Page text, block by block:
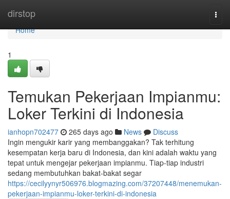
dirstop
Home
Home
1
Temukan Pekerjaan Impianmu:
Loker Terkini di Indonesia
ianhopn702477 265 days ago News
Discuss
Ingin mengukir karir yang membanggakan? Tak terhitung
kesempatan kerja baru di Indonesia, dan kini adalah waktu yang
tepat untuk mengejar pekerjaan impianmu. Tiap-tiap industri
sedang membutuhkan bakat-bakat segar
https://cecilyynyr506976.blogmazing.com/37207448/menemukan-
pekerjaan-impianmu-loker-terkini-di-indonesia